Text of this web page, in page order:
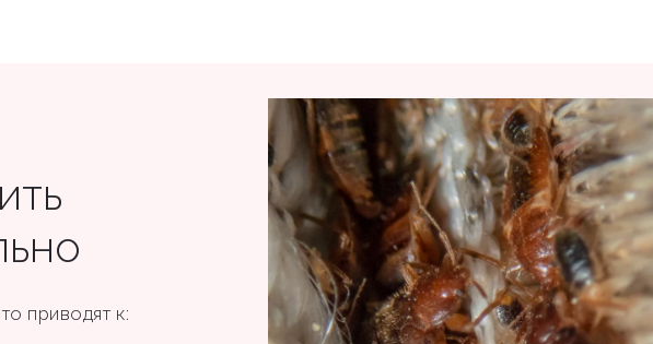
приводят к: